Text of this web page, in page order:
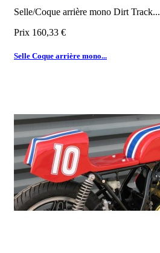
Selle/Coque arrière mono Dirt Track...
Prix 160,33 €
Selle Coque arrière mono...